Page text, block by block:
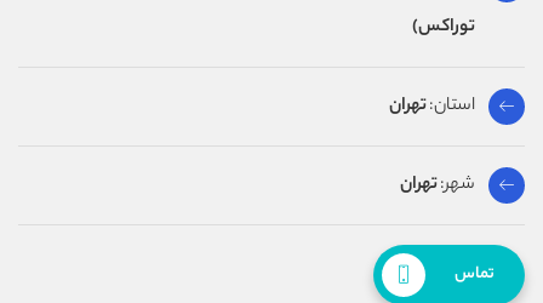
توراکس)
استان:تهران
شهر:تهران
تماس